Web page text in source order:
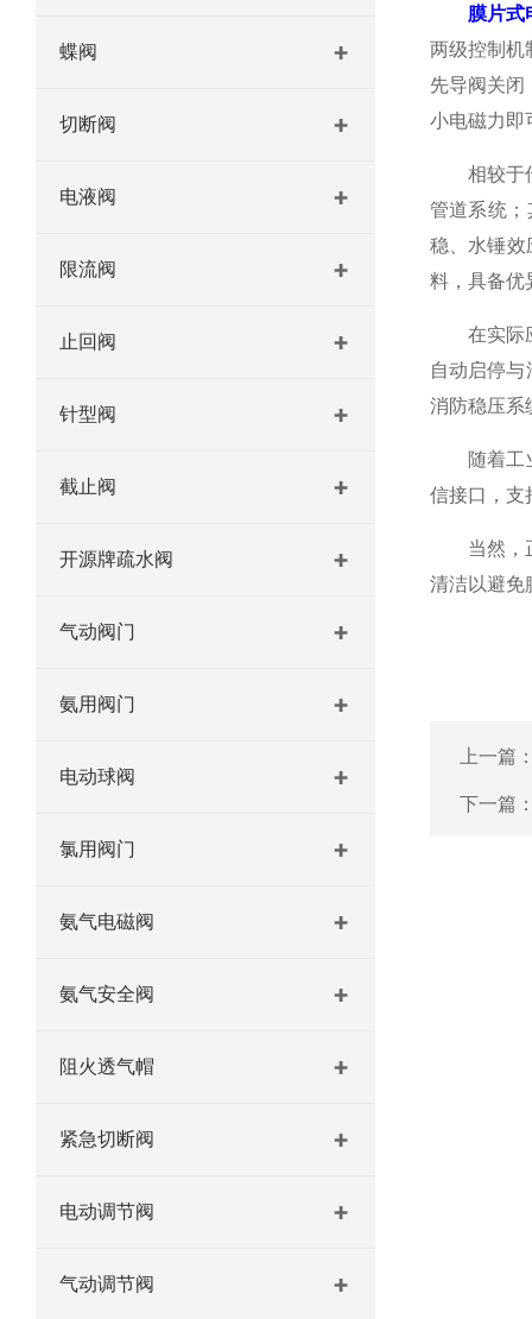
蝶阀
切断阀
电液阀
限流阀
止回阀
针型阀
截止阀
开源牌疏水阀
气动阀门
氨用阀门
电动球阀
氯用阀门
氨气电磁阀
氨气安全阀
阻火透气帽
紧急切断阀
电动调节阀
气动调节阀
膜片式
两级控制机
先导阀关闭
小电磁力即
相较于传
管道系统
稳、水锤效
料，具备优
在实际应
自动启停
消防稳压系
随着工业
信接口，支
当然，正
清洁以避免
上一篇
下一篇